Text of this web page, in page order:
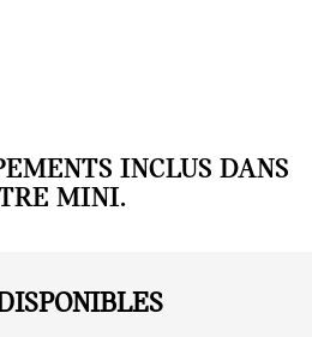
INCLUS DANS
MINI.